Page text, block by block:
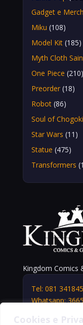
Gadget e
Miku (108)
Model Kit (185)
Myth Cloth
One Piece (210)
Preorder (18)
Robot (86)
Soul of
Star Wars (11)
Statue (475)
Transformers
Kingdom Comics
Tel: 081
Whatsapp: